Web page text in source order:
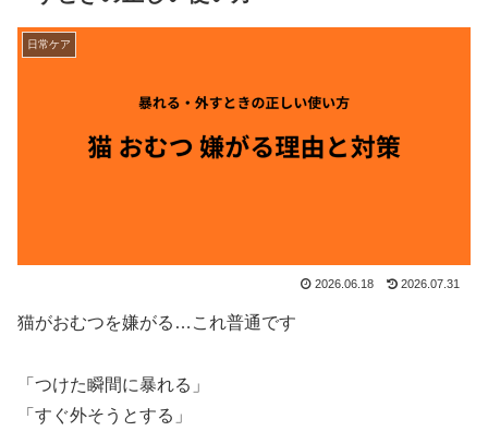
日常ケア
2026.06.18 2026.07.31
猫がおむつを嫌がる…これ普通です
「つけた瞬間に暴れる」
「すぐ外そうとする」